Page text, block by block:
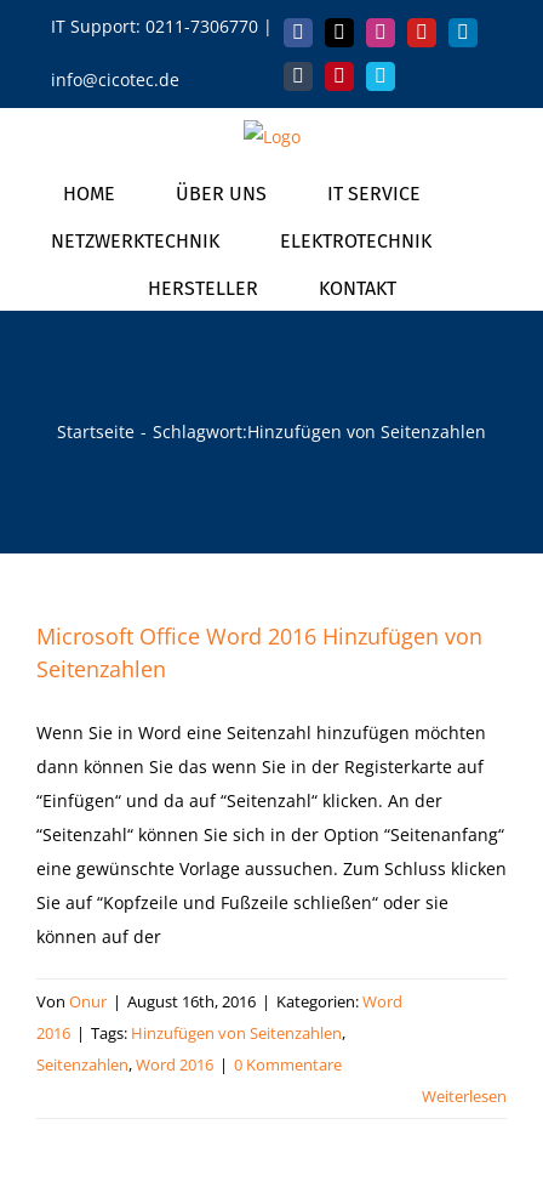
springen
IT Support: 0211-7306770|
info@cicotec.de
Facebook
X InstagramYouTubeLinkedIn
TumblrPinterestVimeo
HOME ÜBER UNS IT SERVICE
NETZWERKTECHNIK ELEKTROTECHNIK
HERSTELLER KONTAKT
Startseite Schlagwort:Hinzufügen von Seitenzahlen
Microsoft Office Word 2016 Hinzufügen von
Seitenzahlen
Wenn Sie in Word eine Seitenzahl hinzufügen möchten
dann können Sie das wenn Sie in der Registerkarte auf
“Einfügen“ und da auf “Seitenzahl“ klicken. An der
“Seitenzahl“ können Sie sich in der Option “Seitenanfang“
eine gewünschte Vorlage aussuchen. Zum Schluss klicken
Sie auf “Kopfzeile und Fußzeile schließen“ oder sie
können auf der
Von Onur | August 16th, 2016 | Kategorien:Word
2016 | Tags: Hinzufügen von Seitenzahlen,
Seitenzahlen,Word 2016 | 0 Kommentare
Weiterlesen